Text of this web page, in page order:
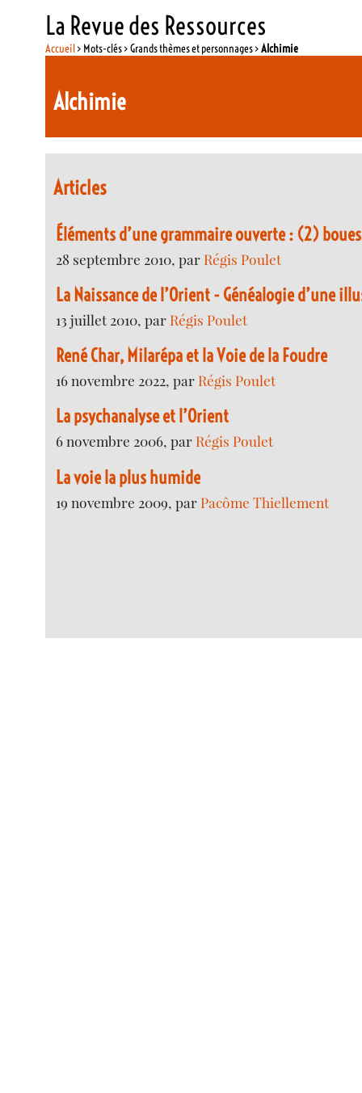
La Revue des Ressources
Accueil> Mots-clés > Grands thèmes et personnages >Alchimie
Alchimie
Articles
Éléments d’une grammaire ouverte : (2) boues
28 septembre 2010, par Régis Poulet
La Naissance de l’Orient - Généalogie d’une
13 juillet 2010, par Régis Poulet
René Char, Milarépa et la Voie de la Foudre
16 novembre 2022, par Régis Poulet
La psychanalyse et l’Orient
6 novembre 2006, par Régis Poulet
La voie la plus humide
19 novembre 2009, par Pacôme Thiellement